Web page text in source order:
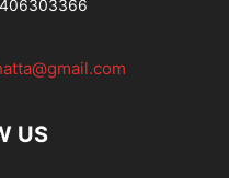
US